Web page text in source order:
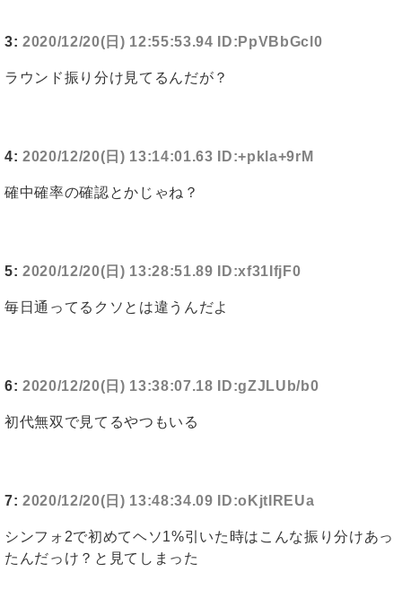
3: 2020/12/20(日) 12:55:53.94 ID:PpVBbGcl0
ラウンド振り分け見てるんだが？
4: 2020/12/20(日) 13:14:01.63 ID:+pkla+9rM
確中確率の確認とかじゃね？
5: 2020/12/20(日) 13:28:51.89 ID:xf31IfjF0
毎日通ってるクソとは違うんだよ
6: 2020/12/20(日) 13:38:07.18 ID:gZJLUb/b0
初代無双で見てるやつもいる
7: 2020/12/20(日) 13:48:34.09 ID:oKjtIREUa
シンフォ2で初めてヘソ1%引いた時はこんな振り分けあっ
たんだっけ？と見てしまった